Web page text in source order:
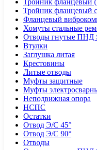
Тройник фланцевый
Тройник фланцевый
Фланцевый
Хомуты стальные
Отводы гнутые ПНД
Втулки
Заглушка литая
Крестовины
Литые отводы
Муфты защитные
Муфты
Неподвижная опора
НСПС
Остатки
Отвод Э/С 45°
Отвод Э/С 90°
Отводы